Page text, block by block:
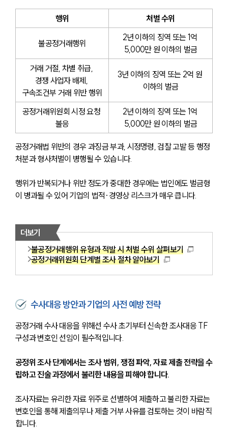
행위 처벌 수위
불공정거래행위
2년 이하의 징역 또는 1억
5,000만 원 이하의 벌금
거래 거절, 차별 취급,
경쟁 사업자 배제,
구속조건부 거래 위반 행위
3년 이하의 징역 또는 2억 원
이하의 벌금
공정거래위원회 시정 요청
불응
2년 이하의 징역 또는 1억
5,000만 원 이하의 벌금
공정거래법 위반의 경우 과징금 부과, 시정명령, 검찰 고발 등 행정
처분과 형사처벌이 병행될 수 있습니다.
행위가 반복되거나 위반 정도가 중대한 경우에는 법인에도 벌금형
이 병과될 수 있어 기업의 법적·경영상 리스크가 매우 큽니다.
더보기
불공정거래행위 유형과 적발 시 처벌 수위 살펴보기
공정거래위원회 단계별 조사 절차 알아보기
수사대응 방안과 기업의 사전 예방 전략
공정거래 수사 대응을 위해선 수사 초기부터 신속한 조사대응 TF
구성과 변호인 선임이 필수적입니다.
공정위 조사 단계에서는 조사 범위, 쟁점 파악, 자료 제출 전략을 수
립하고 진술 과정에서 불리한 내용을 피해야 합니다.
조사자료는 유리한 자료 위주로 선별하여 제출하고 불리한 자료는
변호인을 통해 제출의무나 제출 거부 사유를 검토하는 것이 바람직
합니다.